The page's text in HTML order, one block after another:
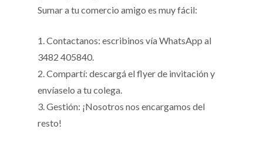
Sumar a tu comercio amigo es muy fácil:
1. Contactanos: escribinos vía WhatsApp al
3482 405840.
2. Compartí: descargá el flyer de invitación y
envíaselo a tu colega.
3. Gestión: ¡Nosotros nos encargamos del
resto!